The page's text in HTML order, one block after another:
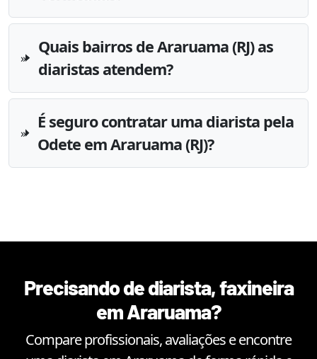
Quais bairros de Araruama (RJ) as
diaristas atendem?
É seguro contratar uma diarista pela
Odete em Araruama (RJ)?
Precisando de diarista, faxineira
emAraruama?
Compare profissionais, avaliações e encontre